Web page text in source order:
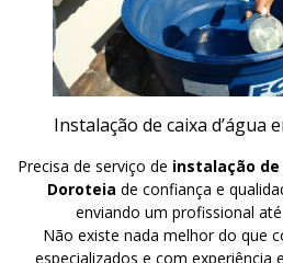
Instalação de caixa d’água
Precisa de serviço de instalação de
Doroteia de confiança e
enviando um profissional
Não existe nada melhor do que
especializados e com experiência